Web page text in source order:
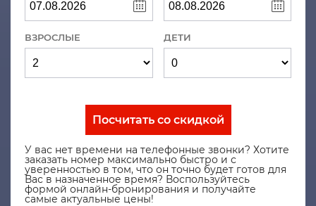
ВЗРОСЛЫЕ ДЕТИ
Посчитать со скидкой
У вас нет времени на телефонные звонки? Хотите
заказать номер максимально быстро и с
уверенностью в том, что он точно будет готов для
Вас в назначенное время? Воспользуйтесь
формой онлайн-бронирования и получайте
самые актуальные цены!